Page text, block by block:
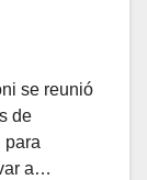
se reunió
de
para
a…